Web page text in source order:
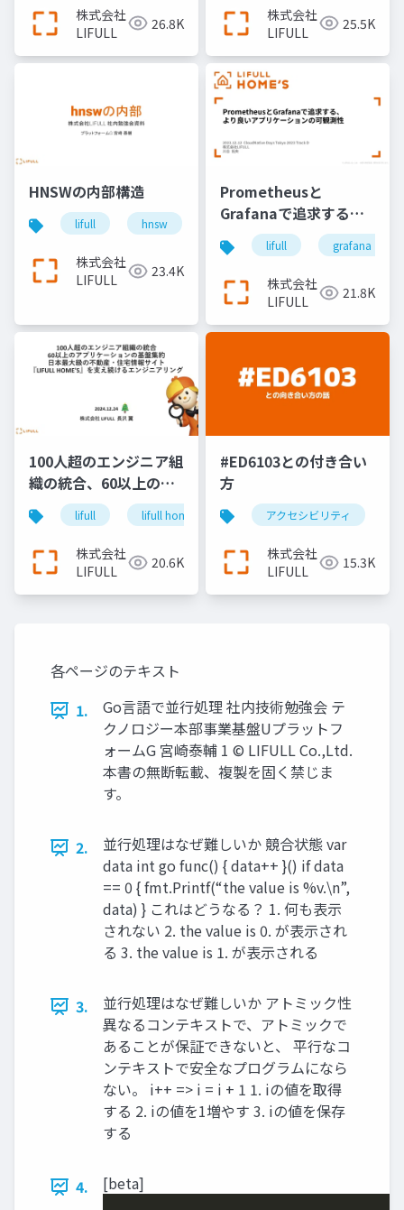
HOME’Sのグロース事
例
株式会社
LIFULL
26.8K
株式会社
LIFULL
25.5K
HNSWの内部構造
lifull hnsw search
株式会社
LIFULL
23.4K
Prometheusと
Grafanaで追求する、
より良いアプリケーシ
ョンの可観測性
lifull grafana
株式会社
LIFULL
21.8K
100人超のエンジニア組
織の統合、60以上のア
プリケーションの基盤
集約、日本最大級の不
動産・住宅情報サイト
『LIFULL HOME'S』を
支え続けるエンジニア
lifull lifull home's cto keel
株式会社
LIFULL
20.6K
#ED6103との付き合い
方
アクセシビリティ
株式会社
LIFULL
15.3K
各ページのテキスト
1.
Go言語で並行処理 社内技術勉強会 テ
クノロジー本部事業基盤Uプラットフ
ォームG 宮崎泰輔 1 © LIFULL Co.,Ltd.
本書の無断転載、複製を固く禁じま
す。
2.
並行処理はなぜ難しいか 競合状態 var
data int go func() { data++ }() if data
== 0 { fmt.Printf(“the value is %v.\n”,
data) } これはどうなる？ 1. 何も表示
されない 2. the value is 0. が表示され
る 3. the value is 1. が表示される
3.
並行処理はなぜ難しいか アトミック性
異なるコンテキストで、アトミックで
あることが保証できないと、 平行なコ
ンテキストで安全なプログラムになら
ない。 i++ => i = i + 1 1. iの値を取得
する 2. iの値を1増やす 3. iの値を保存
する
4. [beta]